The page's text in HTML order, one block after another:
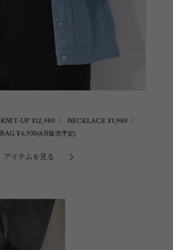
KNIT-UP ¥12,980
NECKLACE ¥1,980
BAG ¥6,930(4月販売予定)
アイテムを見る